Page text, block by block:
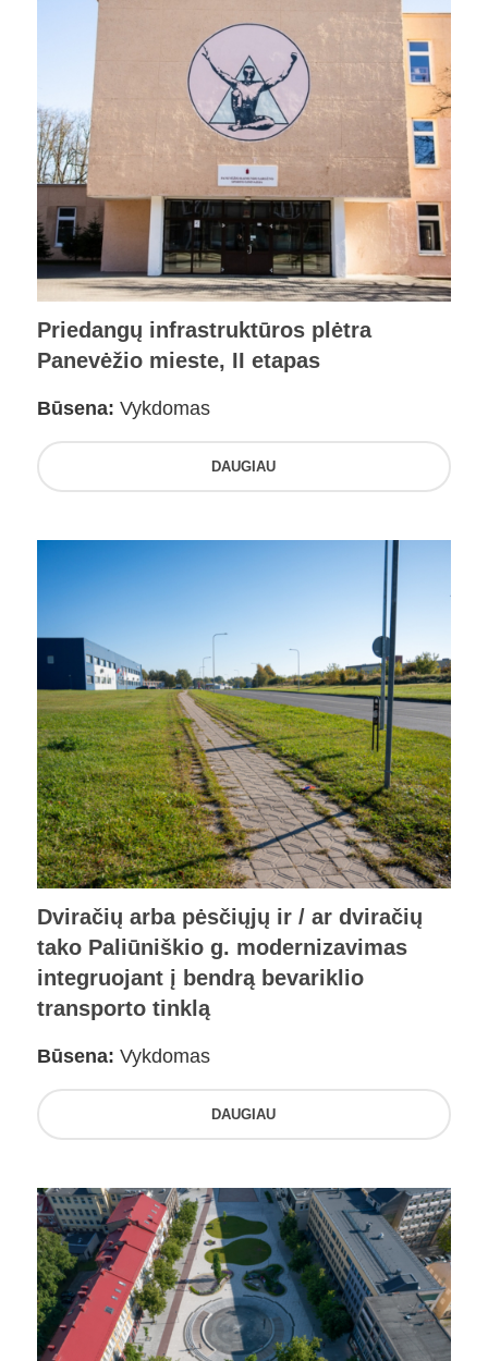
Priedangų infrastruktūros plėtra
Panevėžio mieste, II etapas
Būsena: Vykdomas
DAUGIAU
Dviračių arba pėsčiųjų ir / ar dviračių
tako Paliūniškio g. modernizavimas
integruojant į bendrą bevariklio
transporto tinklą
Būsena: Vykdomas
DAUGIAU